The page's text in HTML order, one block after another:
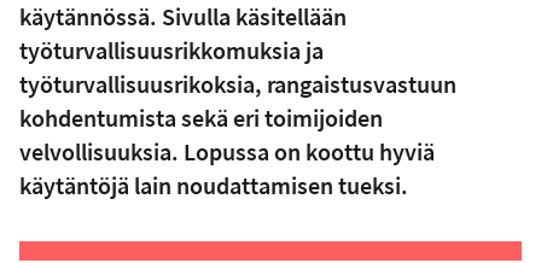
käytännössä. Sivulla käsitellään
työturvallisuusrikkomuksia ja
työturvallisuusrikoksia, rangaistusvastuun
kohdentumista sekä eri toimijoiden
velvollisuuksia. Lopussa on koottu hyviä
käytäntöjä lain noudattamisen tueksi.